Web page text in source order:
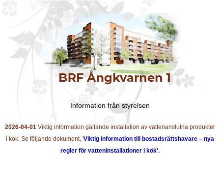
Information från styrelsen
2026-04-01 Viktig information gällande installation av vattenanslutna produkter
i kök. Se följande dokument, 'Viktig information till bostadsrättshavare – nya
regler för vatteninstallationer i kök'.